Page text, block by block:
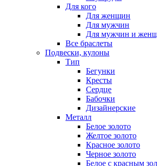
Для кого
Для женщин
Для мужчин
Для мужчин и
Все браслеты
Подвески, кулоны
Тип
Бегунки
Кресты
Сердце
Бабочки
Дизайнерские
Металл
Белое золото
Желтое золото
Красное золото
Черное золото
Белое с красным